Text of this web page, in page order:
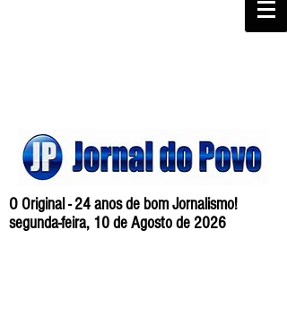
O Original - 24 anos de bom Jornalismo!
segunda-feira, 10 de Agosto de 2026